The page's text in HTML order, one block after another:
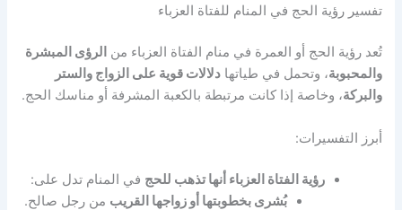
تفسير رؤية الحج في المنام للفتاة العزباء
تُعد رؤية الحج أو العمرة في منام الفتاة العزباء من الرؤى المبشرة
والمحبوبة، وتحمل في طياتهادلالات قوية على الزواج والستر
والبركة، وخاصة إذا كانت مرتبطة بالكعبة المشرفة أو مناسك الحج.
أبرز التفسيرات:
رؤية الفتاة العزباء أنها تذهب للحج في المنام تدل على:
بُشرى بخطوبتها أو زواجها القريب من رجل صالح.